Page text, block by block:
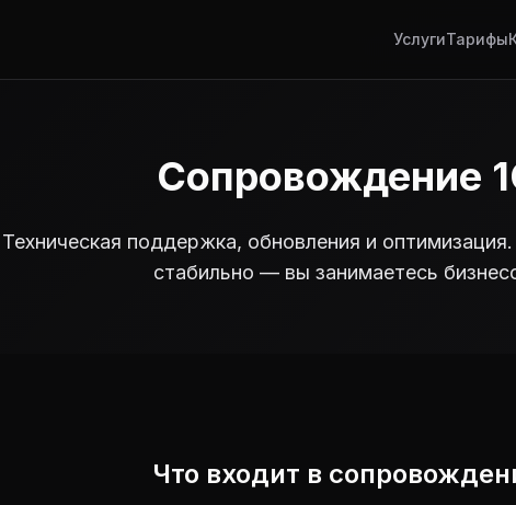
УслугиТарифы
Сопровождение
Техническая поддержка, обновления и
стабильно — вы занимаетесь
Что входит в